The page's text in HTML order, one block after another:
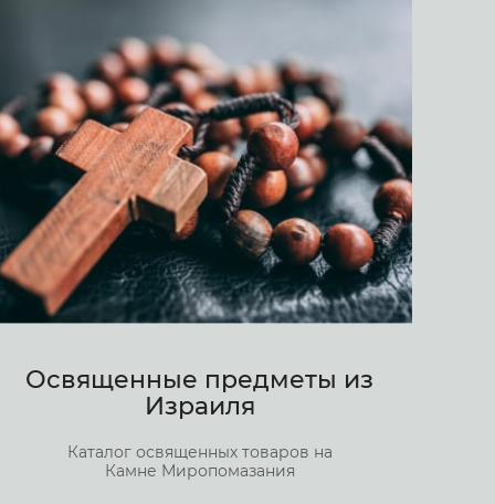
Освященные предметы из
Израиля
Каталог освященных товаров на
Камне Миропомазания